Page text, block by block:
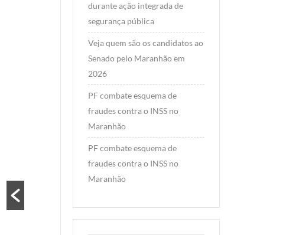
Veja quem são os
candidatos ao Senado
pelo Maranhão em 2026
agosto de 2026
Ao todo, 11 candidatos vão disputar
as duas cadeiras do Maranhão no
Senado Federal nas Eleições de 2026.
Os nomes…
durante ação integrada de
segurança pública
Veja quem são os candidatos ao
Senado pelo Maranhão em
2026
PF combate esquema de
fraudes contra o INSS no
Maranhão
PF combate esquema de
fraudes contra o INSS no
Maranhão